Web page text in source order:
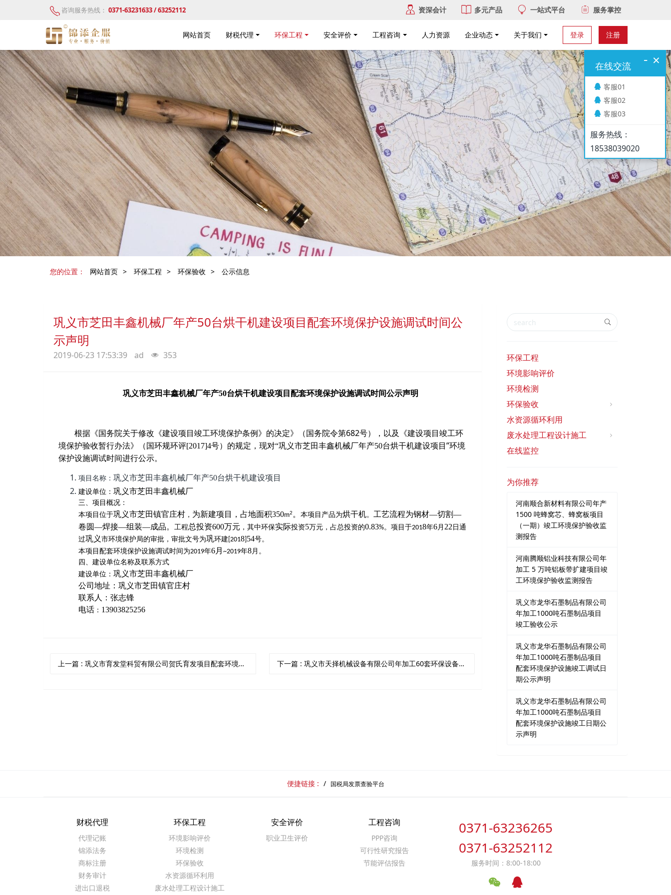
咨询服务热线： 0371-63231633 / 63252112 资深会计 多元产品 一站式平台 服务掌控
登录 注册
网站首页 财税代理 环保工程 安全评价 工程咨询 人力资源 企业动态 关于我们
您的位置： 网站首页 > 环保工程 > 环保验收 > 公示信息
巩义市芝田丰鑫机械厂年产50台烘干机建设项目配套环境保护设施调试时间公
示声明
2019-06-23 17:53:39 ad 353
巩义市芝田丰鑫机械厂年产50台烘干机建设项目 配套环境保护设施调试时间公示声明
根据《国务院关于修改《建设项目竣工环境保护条例》的决定》（国务院令第682号），以及《建设项目竣工环
境保护验收暂行办法》（国环规环评[2017]4号）的规定，现对“巩义市芝田丰鑫机械厂年产50台烘干机建设项目 ”环境
保护设施调试时间进行公示。
项目名称： 巩义市芝田丰鑫机械厂年产50台烘干机建设项目
建设单位： 巩义市芝田丰鑫机械厂
三、项目概况：
本项目位于巩义市芝田镇官庄村 ， 为新建项目，占地面积350m2 。 本项目产品为烘干机。 工艺流程为钢材—切割—
卷圆—焊接—组装—成品。 工程总投资600万元 ， 其中环保实际投资5万元，占总投资的0.83%。 项目于2018年6月 22 日通
过巩义 市环境保护局的审批，审批文号为巩环建 [2018 54号。
本项目 配套环境保护设施调试时间为2019年6月 ~2019年8月。
四、建设单位名称及联系方式
建设单位： 巩义市芝田丰鑫机械厂
公司地址：巩义市芝田镇官庄村
联系人：张志锋
电话 ： 13903825256
上一篇 : 巩义市育发堂科贸有限公司贺氏育发项目配套环境保护设施调试时间公示声明 下一篇 : 巩义市天择机械设备有限公司年加工60套环保设备项目配套环境保护设施调试时间公示声明
环保工程
环境影响评价
环境检测
环保验收
水资源循环利用
废水处理工程设计施工
在线监控
为你推荐
河南顺合新材料有限公司年产
1500 吨蜂窝芯、蜂窝板项目
（一期）竣工环境保护验收监
测报告
河南腾顺铝业科技有限公司年
加工 5 万吨铝板带扩建项目竣
工环境保护验收监测报告
巩义市龙华石墨制品有限公司
年加工1000吨石墨制品项目
竣工验收公示
巩义市龙华石墨制品有限公司
年加工1000吨石墨制品项目
配套环境保护设施竣工调试日
期公示声明
巩义市龙华石墨制品有限公司
年加工1000吨石墨制品项目
配套环境保护设施竣工日期公
示声明
便捷链接 : 国税局发票查验平台
财税代理
代理记账
锦添法务
商标注册
财务审计
进出口退税
环保工程
环境影响评价
环境检测
环保验收
水资源循环利用
废水处理工程设计施工
安全评价
职业卫生评价
工程咨询
PPP咨询
可行性研究报告
节能评估报告
0371-63236265
0371-63252112
服务时间：8:00-18:00
×
-
在线交流
客服01
客服02
客服03
服务热线：
18538039020